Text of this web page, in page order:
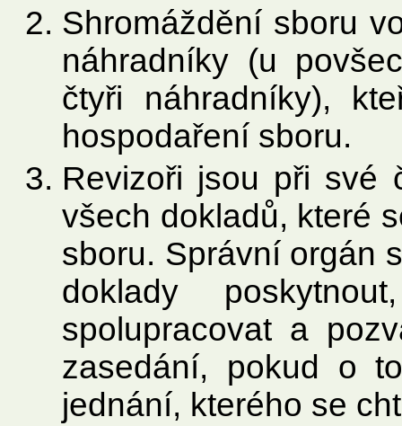
Shromáždění sboru
náhradníky (u
čtyři náhradníky),
hospodaření sboru.
Revizoři jsou při své
všech dokladů, které
sboru. Správní orgán
doklady
spolupracovat a
zasedání, pokud o
jednání, kterého se